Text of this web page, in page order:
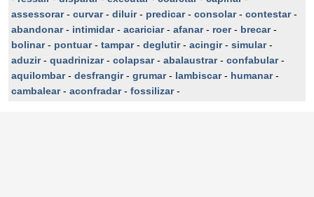
assessorar- curvar- diluir- predicar- consolar- contestar-
abandonar- intimidar- acariciar- afanar- roer- brecar-
bolinar- pontuar- tampar- deglutir- acingir- simular-
aduzir- quadrinizar- colapsar- abalaustrar- confabular-
aquilombar- desfrangir- grumar- lambiscar- humanar-
cambalear- aconfradar- fossilizar-